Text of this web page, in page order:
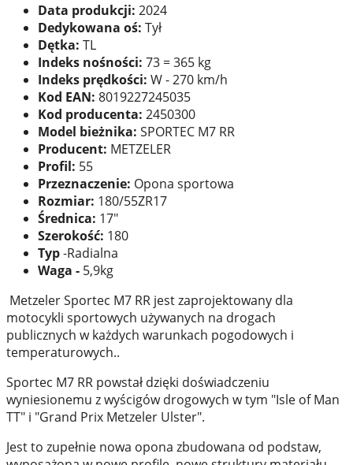
Data produkcji: 2024
Dedykowana oś: Tył
Dętka: TL
Indeks nośności: 73 = 365 kg
Indeks prędkości: W - 270 km/h
Kod EAN: 8019227245035
Kod producenta: 2450300
Model bieżnika: SPORTEC M7 RR
Producent: METZELER
Profil: 55
Przeznaczenie: Opona sportowa
Rozmiar: 180/55ZR17
Średnica: 17"
Szerokość: 180
Typ-Radialna
Waga - 5,9kg
Metzeler Sportec M7 RR jest zaprojektowany dla
motocykli sportowych używanych na drogach
publicznych w każdych warunkach pogodowych i
temperaturowych..
Sportec M7 RR powstał dzięki doświadczeniu
wyniesionemu z wyścigów drogowych w tym "Isle of Man
TT" i "Grand Prix Metzeler Ulster".
Jest to zupełnie nowa opona zbudowana od podstaw,